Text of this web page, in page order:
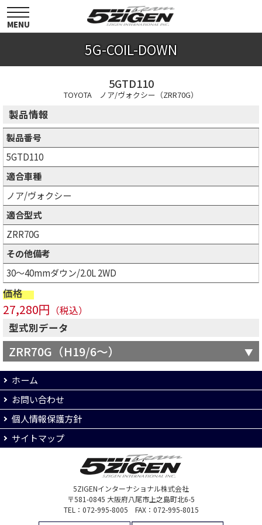
toggle
navigation
MENU
5G-COIL-DOWN
5GTD110
TOYOTA ノア/ヴォクシー（ZRR70G）
製品情報
製品番号
5GTD110
適合車種
ノア/ヴォクシー
適合型式
ZRR70G
その他備考
30～40mmダウン/2.0L 2WD
価格
27,280円 （税込）
型式別データ
ZRR70G（H19/6～）
ホーム
お問い合わせ
個人情報保護方針
サイトマップ
5ZIGENインターナショナル株式会社
〒581-0845 大阪府八尾市上之島町北6-5
TEL：072-995-8005 FAX：072-995-8015